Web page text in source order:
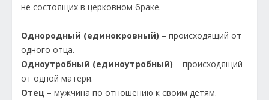
не состоящих в церковном браке.
Однородный (единокровный) – происходящий от
одного отца.
Одноутробный (единоутробный) – происходящий
от одной матери.
Отец – мужчина по отношению к своим детям.